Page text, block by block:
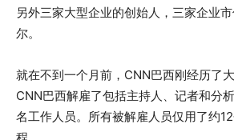
另外三家大型企业的创始人，三家企业
尔。
就在不到一个月前，CNN巴西刚经历了
CNN巴西解雇了包括主持人、记者和分
名工作人员。所有被解雇人员仅用了约